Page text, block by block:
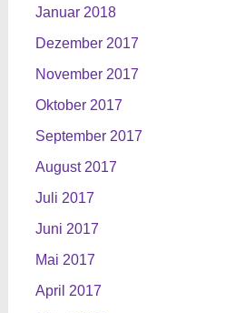
Januar 2018
Dezember 2017
November 2017
Oktober 2017
September 2017
August 2017
Juli 2017
Juni 2017
Mai 2017
April 2017